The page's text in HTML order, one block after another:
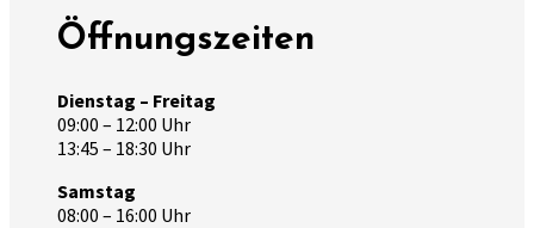
Öffnungszeiten
Dienstag – Freitag
09:00 – 12:00 Uhr
13:45 – 18:30 Uhr
Samstag
08:00 – 16:00 Uhr